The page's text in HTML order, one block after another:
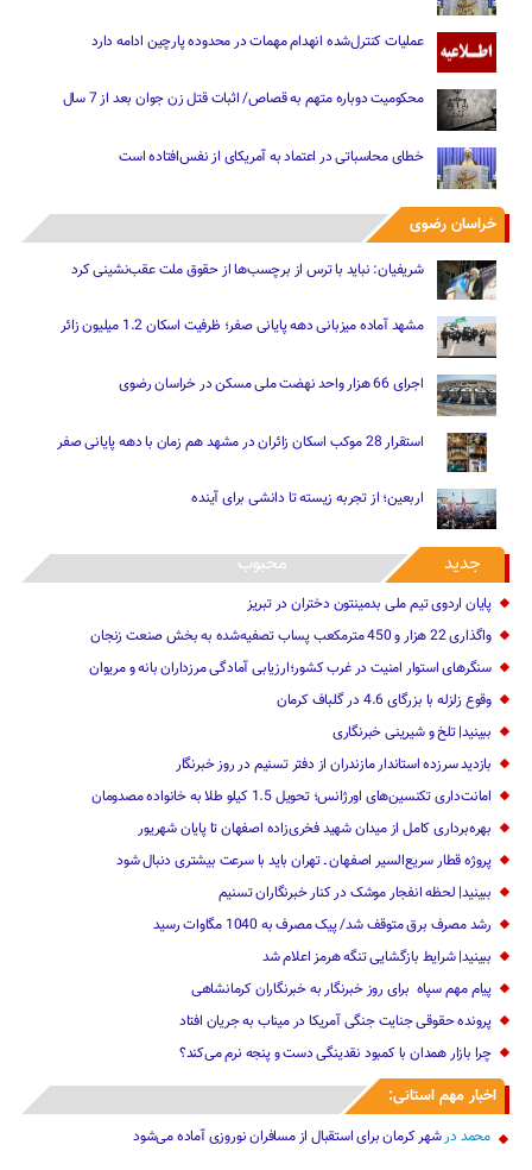
عملیات کنترل‌شده انهدام مهمات در محدوده پارچین ادامه دارد
محکومیت دوباره متهم به قصاص/ اثبات قتل زن جوان بعد از 7 سال
خطای محاسباتی در اعتماد به آمریکای از نفس‌افتاده است
خراسان رضوی
شریفیان: نباید با ترس از برچسب‌ها از حقوق ملت عقب‌نشینی کرد
مشهد آماده میزبانی دهه پایانی صفر؛ ظرفیت اسکان 1.2 میلیون زائر
اجرای 66 هزار واحد نهضت ملی مسکن در خراسان رضوی
استقرار 28 موکب اسکان زائران در مشهد هم زمان با دهه پایانی صفر
اربعین؛ از تجربه زیسته تا دانشی برای آینده
جدید محبوب
پایان اردوی تیم ملی بدمینتون دختران در تبریز
واگذاری 22 هزار و 450 مترمکعب ‌پساب تصفیه‌شده به بخش صنعت زنجان
سنگرهای استوار امنیت در غرب کشور؛ارزیابی آمادگی مرزداران بانه و مریوان
وقوع زلزله با بزرگای 4.6 در گلباف کرمان
ببینید| تلخ و شیرینی خبرنگاری
بازدید سرزده ‌استاندار مازندران از دفتر تسنیم ‌در روز خبرنگار
امانت‌داری تکنسین‌های اورژانس؛ تحویل 1.5 کیلو طلا به خانواده مصدومان
بهره‌برداری کامل از میدان شهید فخری‌زاده اصفهان تا پایان شهریور
پروژه قطار سریع‌السیر اصفهان ـ تهران باید با سرعت بیشتری دنبال شود
ببینید| لحظه انفجار موشک‌ در کنار خبرنگاران تسنیم
رشد مصرف برق متوقف شد/ پیک مصرف به 1040 مگاوات رسید
ببینید| شرایط بازگشایی تنگه هرمز اعلام شد
پیام مهم ‌سپاه ‌ برای روز خبرنگار ‌به خبرنگاران کرمانشاهی
پرونده حقوقی جنایت جنگی آمریکا در میناب به جریان افتاد
چرا بازار همدان با کمبود نقدینگی دست و پنجه نرم می‌کند؟
اخبار مهم استانی:
محمد درشهر کرمان برای استقبال از مسافران نوروزی آماده می‌شود